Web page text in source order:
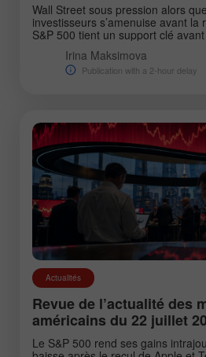
Wall Street sous pression alors
investisseurs s’amenuise avant la
S&P 500 tient un support clé
Irina Maksimova
Publication with a 2-hour delay
Actualités
Revue de l’actualité des
américains du 22 juillet
Le S&P 500 rend ses gains